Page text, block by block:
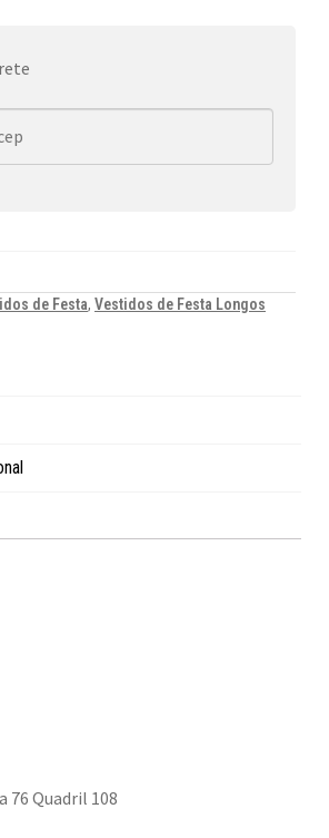
de Festa, Vestidos de Festa Longos
76 Quadril 108